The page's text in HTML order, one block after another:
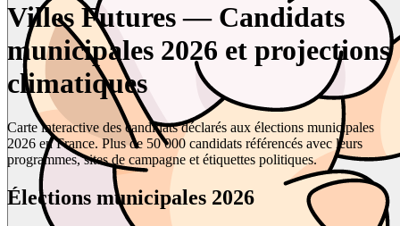
Villes Futures — Candidats
municipales 2026 et projections
climatiques
Carte interactive des candidats déclarés aux élections municipales
2026 en France. Plus de 50 000 candidats référencés avec leurs
programmes, sites de campagne et étiquettes politiques.
Élections municipales 2026